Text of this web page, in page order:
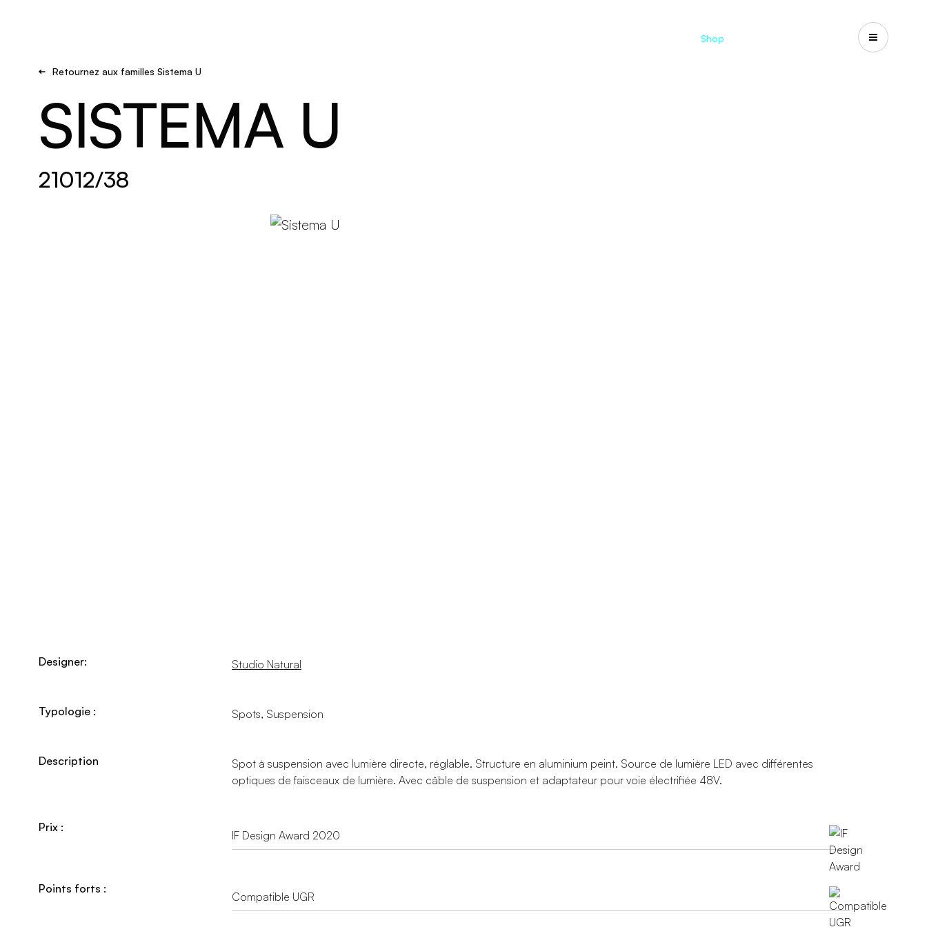
Shop
Retournez aux familles Sistema U
SISTEMA U
21012/38
Designer: Studio Natural
Typologie : Spots, Suspension
Description
Spot à suspension avec lumière directe, réglable. Structure en aluminium peint. Source de lumière LED avec différentes
optiques de faisceaux de lumière. Avec câble de suspension et adaptateur pour voie électrifiée 48V.
Prix :
IF Design Award 2020
Points forts :
Compatible UGR